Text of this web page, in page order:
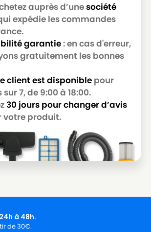
auprès d’unesociété
expédie les commandes
garantie: en cas d'erreur,
gratuitement les bonnes
client est disponible pour
7, de 9:00 à 18:00.
30 jours pour changer d’avis
votre produit.
à 48h.
de 30€.